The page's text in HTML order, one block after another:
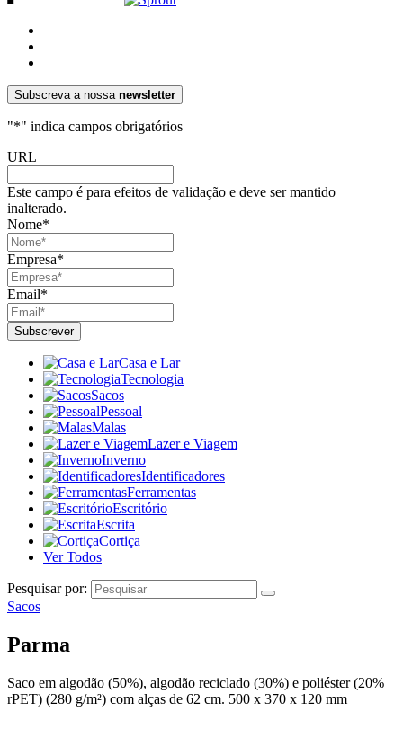
Subscreva a nossa newsletter
"*" indica campos obrigatórios
URL
Este campo é para efeitos de validação e deve ser mantido
inalterado.
Nome*
Empresa*
Email*
Casa e Lar
Tecnologia
Sacos
Pessoal
Malas
Lazer e Viagem
Inverno
Identificadores
Ferramentas
Escritório
Escrita
Cortiça
Ver Todos
Pesquisar por:
Sacos
Parma
Saco em algodão (50%), algodão reciclado (30%) e poliéster (20%
rPET) (280 g/m²) com alças de 62 cm. 500 x 370 x 120 mm